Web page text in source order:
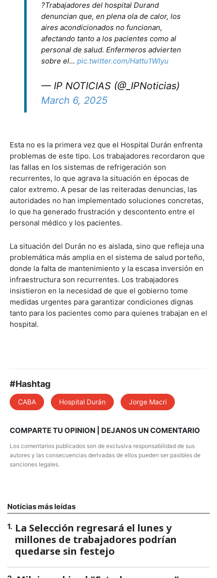
?Trabajadores del hospital Durand
denuncian que, en plena ola de calor, los
aires acondicionados no funcionan,
afectando tanto a los pacientes como al
personal de salud. Enfermeros advierten
sobre el... pic.twitter.com/Hattu1WIyu
— IP NOTICIAS (@_IPNoticias)
March 6, 2025
Esta no es la primera vez que el Hospital Durán enfrenta
problemas de este tipo. Los trabajadores recordaron que
las fallas en los sistemas de refrigeración son
recurrentes, lo que agrava la situación en épocas de
calor extremo. A pesar de las reiteradas denuncias, las
autoridades no han implementado soluciones concretas,
lo que ha generado frustración y descontento entre el
personal médico y los pacientes.
La situación del Durán no es aislada, sino que refleja una
problemática más amplia en el sistema de salud porteño,
donde la falta de mantenimiento y la escasa inversión en
infraestructura son recurrentes. Los trabajadores
insistieron en la necesidad de que el gobierno tome
medidas urgentes para garantizar condiciones dignas
tanto para los pacientes como para quienes trabajan en el
hospital.
#Hashtag
CABA Hospital Durán Jorge Macri
COMPARTE TU OPINION | DEJANOS UN COMENTARIO
Los comentarios publicados son de exclusiva responsabilidad de sus
autores y las consecuencias derivadas de ellos pueden ser pasibles de
sanciones legales.
Noticias más leídas
1. La Selección regresará el lunes y
millones de trabajadores podrían
quedarse sin festejo